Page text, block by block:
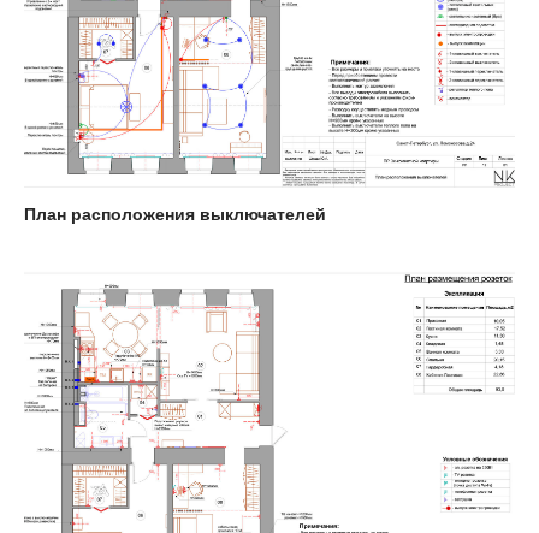
План расположения выключателей